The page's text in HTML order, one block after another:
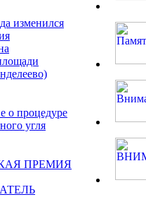
изменился
о процедуре
угля
ПРЕМИЯ